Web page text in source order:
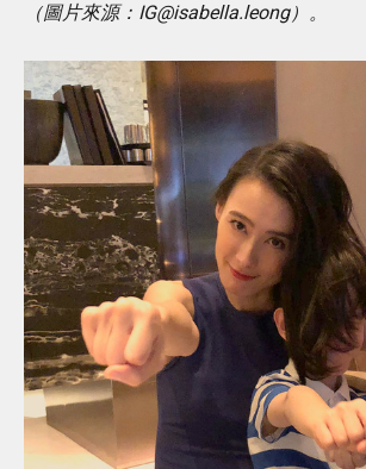
（圖片來源：IG@isabella.leong）。